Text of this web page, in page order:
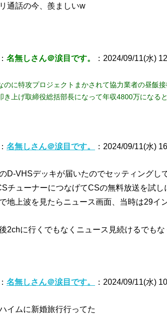
通話の今、羨ましいw
名無しさん＠涙目です。 ：2024/09/11(水)
のに特攻プロジェクトまかされて協力業者の昼飯
き上げ取締役総括部長になって年収4800万になる
名無しさん＠涙目です。 ：2024/09/11(水)
D-VHSデッキが届いたのでセッティングし
チューナーにつなげてCSの無料放送を試し
地上波を見たらニュース画面、当時は29イ
2chに行くでもなくニュース見続けるでも
名無しさん＠涙目です。 ：2024/09/11(水)
イムに新婚旅行行ってた